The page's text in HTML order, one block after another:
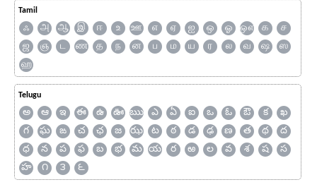
Tamil
ஃ அ ஆ இ ஈ உ ஊ எ ஏ ஐ ஒ ஓ ஔ க
ச
ஜ
ஞ ட ண த ந ன ப ம ய ர ல வ ஷ
ஸ
ஹ
Telugu
అ ఆ ఇ ఈ ఉ ఊ ఋ ఎ ఏ ఐ ఒ ఓ ఔ క
ఖ
గ
ఘ ఙ చ ఛ జ ఝ ట ఠ డ ఢ ణ త థ
ద
ధ
న ప ఫ బ భ మ య ర ఱ ల వ శ ష
స
హ
౧ ౩ ౬